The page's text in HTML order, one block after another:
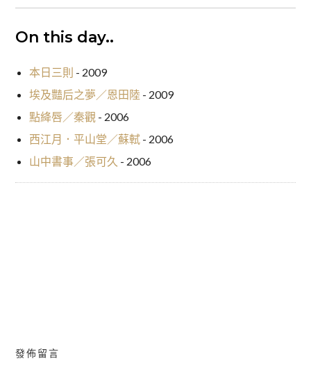
On this day..
本日三則 - 2009
埃及豔后之夢／恩田陸- 2009
點絳唇／秦觀 - 2006
西江月．平山堂／蘇軾- 2006
山中書事／張可久 - 2006
發佈留言